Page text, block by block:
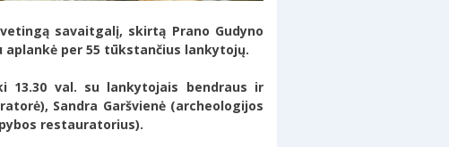
savaitgalį, skirtą Prano Gudyno
per 55 tūkstančius lankytojų.
13.30 val. su lankytojais bendraus ir
Sandra Garšvienė (archeologijos
restauratorius).